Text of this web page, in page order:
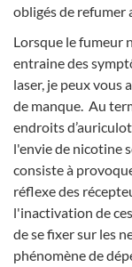
obligés de refumer
Lorsque le fumeur
entraine des
laser, je peux vous
de manque. Au
endroits
l'envie de nicotine
consiste à
réflexe des
l'inactivation de
de se fixer sur les
phénomène de